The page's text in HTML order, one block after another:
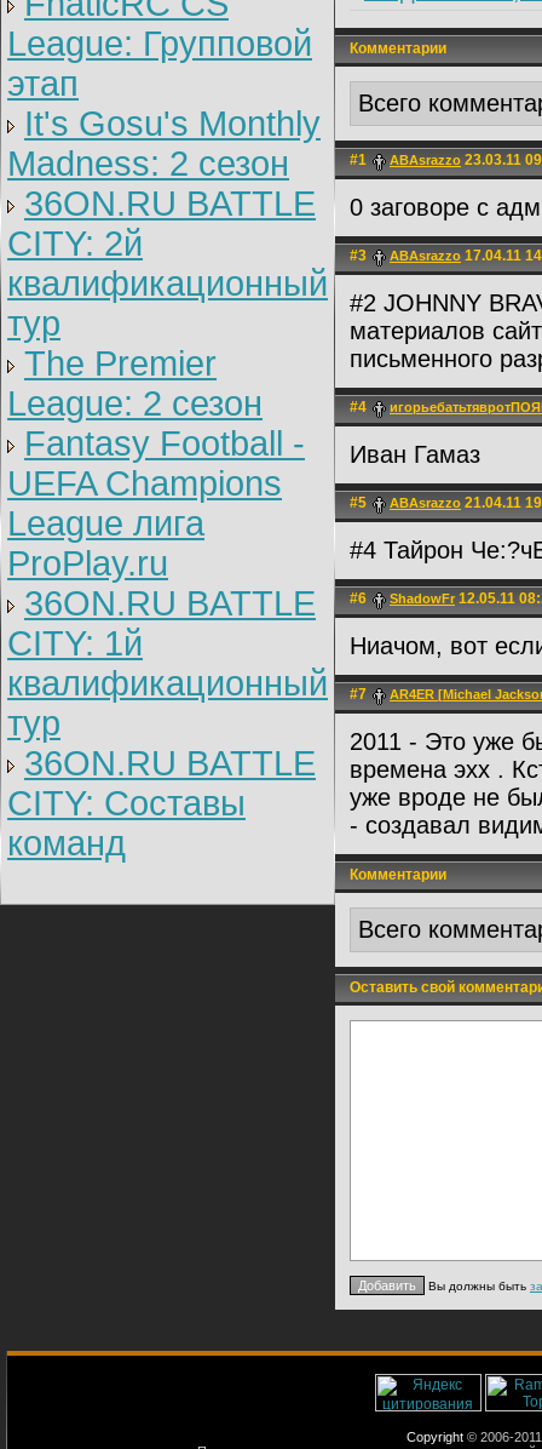
League: Групповой
этап
It's Gosu's Monthly
Madness: 2 сезон
36ON.RU BATTLE
CITY: 2й
квалификационный
тур
The Premier
League: 2 cезон
Fantasy Football -
UEFA Champions
League лига
ProPlay.ru
36ON.RU BATTLE
CITY: 1й
квалификационный
тур
36ON.RU BATTLE
CITY: Составы
команд
Комментарии
Всего
#1 ABAsrazzo 23.03.11
0 заговоре с
#3 ABAsrazzo 17.04.11
#2 JOHNNY
материалов
письменного
#4
Иван Гамаз
#5 ABAsrazzo 21.04.11
#4 Тайрон
#6 ShadowFr 12.05.11
Ниачом, вот
#7 AR4ER [Michael
2011 - Это уже
времена эхх .
уже вроде не
- создавал
Комментарии
Всего
Оставить свой
Вы должны быть
Copyright © 2006-